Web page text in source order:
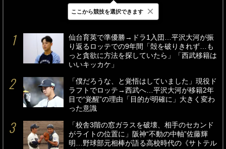
最新 24時間 週間
仙台育英で準優勝→ドラ1入団…平沢大河が振
り返るロッテでの9年間「殻を破りきれず…も
っと貪欲に方法を探していたら」「西武移籍は
いいキッカケ」
「僕だろうな、と覚悟はしていました」現役ド
ラフトでロッテ→西武へ…平沢大河が移籍2年
目で“覚醒”の理由「目的が明確に」大きく変わ
った意識
「校舎3階の窓ガラスを破壊、相手のセカンド
がライトの位置に」阪神“不動の中軸”佐藤輝
明…野球部元相棒が語る高校時代の《サトテル
ここから競技を選択できます ×